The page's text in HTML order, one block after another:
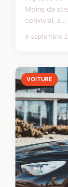
Moins de
convivial, a...
9 septembre
VOITURE